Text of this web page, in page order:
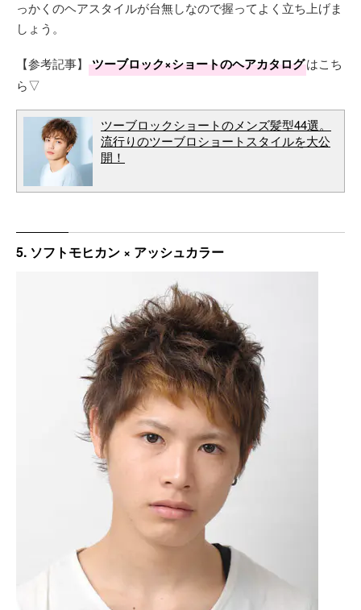
っかくのヘアスタイルが台無しなので握ってよく立ち上げま
しょう。
【参考記事】 ツーブロック×ショートのヘアカタログはこち
ら▽
ツーブロックショートのメンズ髪型44選。
流行りのツーブロショートスタイルを大公
開！
5. ソフトモヒカン × アッシュカラー